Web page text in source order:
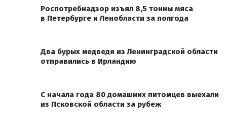
Роспотребнадзор изъял 8,5 тонны мяса
в Петербурге и Ленобласти за полгода
Два бурых медведя из Ленинградской области
отправились в Ирландию
С начала года 80 домашних питомцев выехали
из Псковской области за рубеж